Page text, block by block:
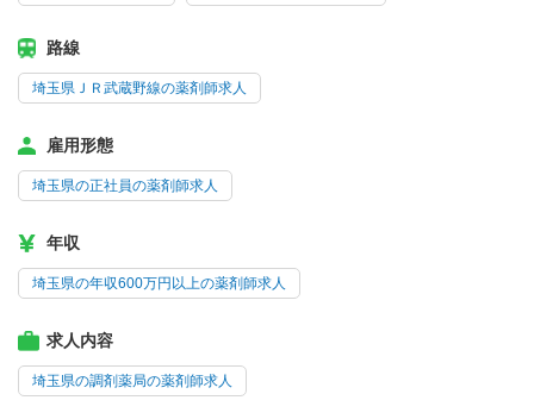
路線
埼玉県ＪＲ武蔵野線の薬剤師求人
雇用形態
埼玉県の正社員の薬剤師求人
年収
埼玉県の年収600万円以上の薬剤師求人
求人内容
埼玉県の調剤薬局の薬剤師求人